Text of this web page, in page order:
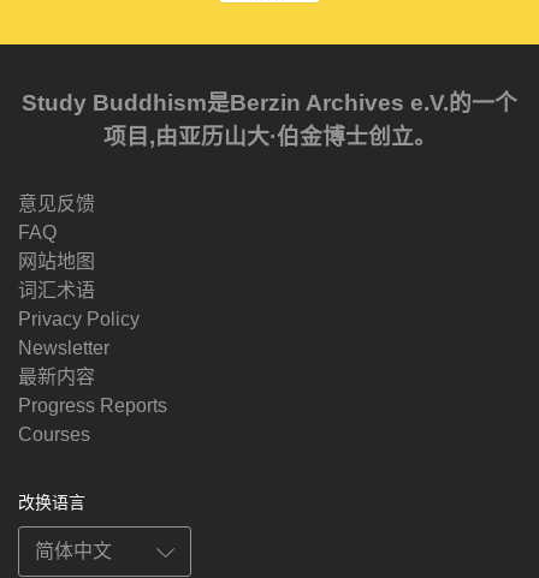
Study Buddhism是Berzin Archives e.V.的一个
项目,由亚历山大·伯金博士创立。
意见反馈
FAQ
网站地图
词汇术语
Privacy Policy
Newsletter
最新内容
Progress Reports
Courses
改换语言